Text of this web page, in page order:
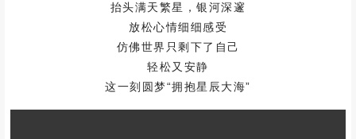
抬头满天繁星，银河深邃
放松心情细细感受
仿佛世界只剩下了自己
轻松又安静
这一刻圆梦“拥抱星辰大海”